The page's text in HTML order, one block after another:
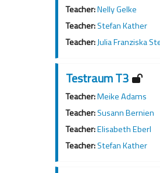
Teacher:Nelly Gelke
Teacher:Stefan Kather
Teacher:Julia Franziska
Testraum T3
Teacher:Meike Adams
Teacher:Susann Bernien
Teacher:Elisabeth Eberl
Teacher:Stefan Kather